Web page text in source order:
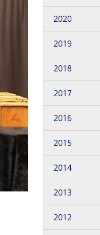
2020
2019
2018
2017
2016
2015
2014
2013
2012